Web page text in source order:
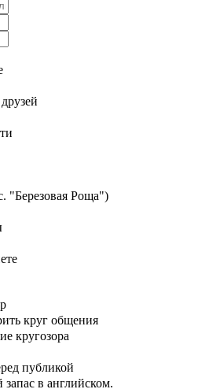
"Березовая Роща")
круг общения
кругозора
публикой
в английском.